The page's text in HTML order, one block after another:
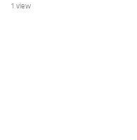
1 view